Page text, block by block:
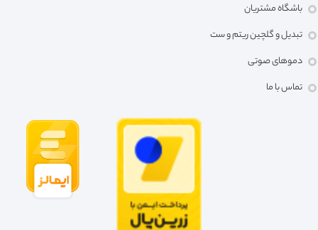
باشگاه مشتریان
تبدیل و گلچین ریتم و ست
دموهای صوتی
تماس با ما